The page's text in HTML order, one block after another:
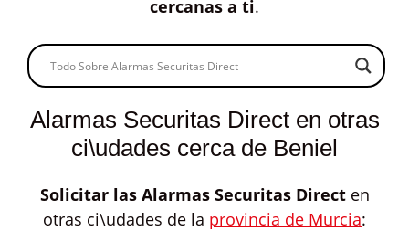
cercanas a ti.
Alarmas Securitas Direct en otras
ci\udades cerca de Beniel
Solicitar las Alarmas Securitas Directen
otras ci\udades de la provincia de Murcia: